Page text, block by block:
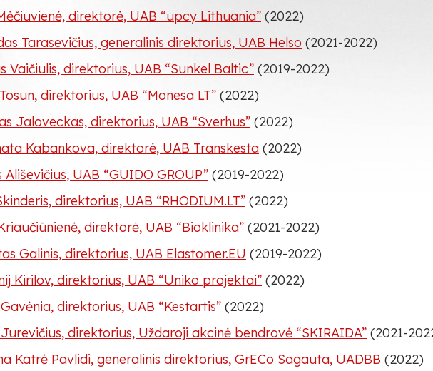
direktorė, UAB “upcy Lithuania” (2022)
Tarasevičius, generalinis direktorius, UAB Helso (2021-2022)
Vaičiulis, direktorius, UAB “Sunkel Baltic” (2019-2022)
direktorius, UAB “Monesa LT” (2022)
Jaloveckas, direktorius, UAB “Sverhus” (2022)
Kabankova, direktorė, UAB Transkesta (2022)
Ališevičius, UAB “GUIDO GROUP” (2019-2022)
direktorius, UAB “RHODIUM.LT” (2022)
direktorė, UAB “Bioklinika” (2021-2022)
Galinis, direktorius, UAB Elastomer.EU (2019-2022)
Kirilov, direktorius, UAB “Uniko projektai” (2022)
direktorius, UAB “Kestartis” (2022)
direktorius, Uždaroji akcinė bendrovė “SKIRAIDA” (2021-
Katrė Pavlidi, generalinis direktorius, GrECo Sagauta, UADBB (2022)